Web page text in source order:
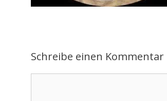
Schreibe einen Kommentar